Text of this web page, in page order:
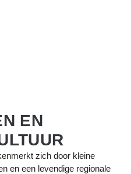
EN
zich door kleine
en een levendige regionale